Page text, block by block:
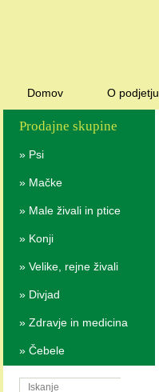
Domov O podjetju
Prodajne skupine
» Psi
» Mačke
» Male živali in ptice
» Konji
» Velike, rejne živali
» Divjad
» Zdravje in medicina
» Čebele